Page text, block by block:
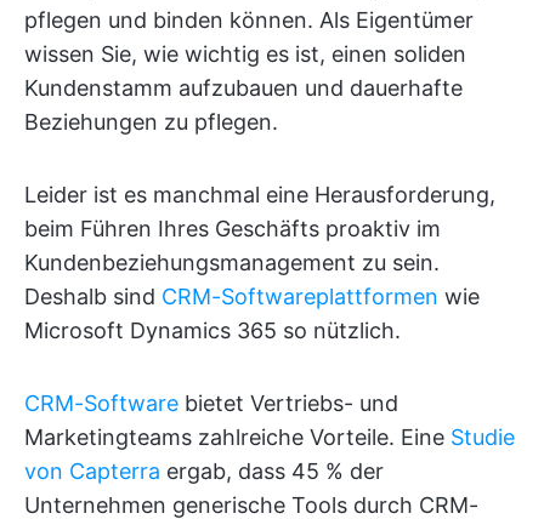
pflegen und binden können. Als Eigentümer
wissen Sie, wie wichtig es ist, einen soliden
Kundenstamm aufzubauen und dauerhafte
Beziehungen zu pflegen.
Leider ist es manchmal eine Herausforderung,
beim Führen Ihres Geschäfts proaktiv im
Kundenbeziehungsmanagement zu sein.
Deshalb sind CRM-Softwareplattformen wie
Microsoft Dynamics 365 so nützlich.
CRM-Software bietet Vertriebs- und
Marketingteams zahlreiche Vorteile. Eine Studie
von Capterra ergab, dass 45 % der
Unternehmen generische Tools durch CRM-